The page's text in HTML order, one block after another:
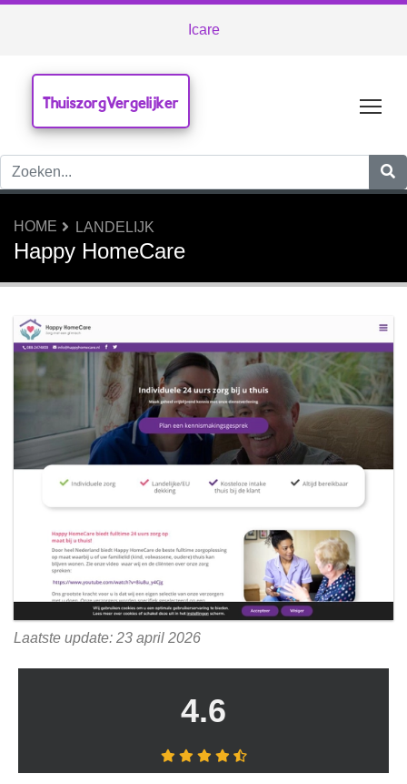
Icare
ThuiszorgVergelijker
HOME LANDELIJK
Happy HomeCare
Laatste update: 23 april 2026
4.6